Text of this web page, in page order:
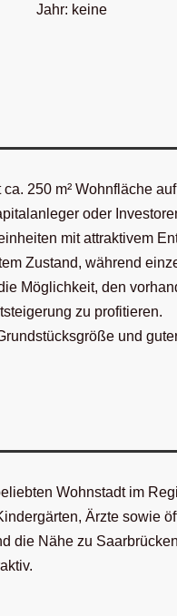
Jahr: keine
250 m² Wohnfläche
oder
mit attraktivem
Zustand, während
Möglichkeit, den
zu profitieren.
und
Wohnstadt im
Ärzte sowie
die Nähe zu